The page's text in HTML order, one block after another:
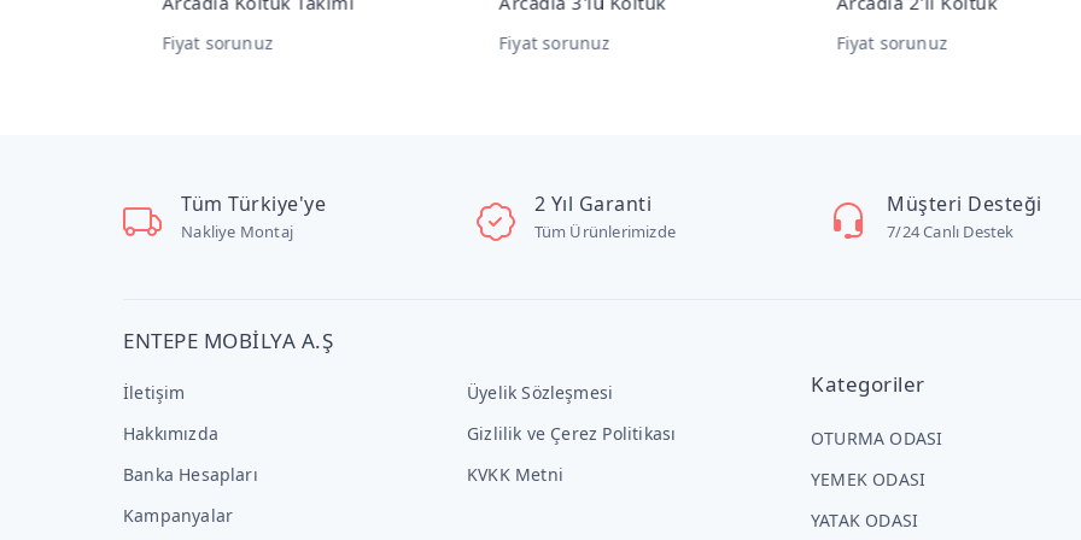
Fiyat sorunuz Fiyat sorunuz Fiyat sorunuz
Tüm Türkiye'ye
Nakliye Montaj
2 Yıl Garanti
Tüm Ürünlerimizde
Müşteri Desteği
7/24 Canlı Destek
ENTEPE MOBİLYA A.Ş
İletişim
Hakkımızda
Banka Hesapları
Kampanyalar
Üyelik Sözleşmesi
Gizlilik ve Çerez Politikası
KVKK Metni
Kategoriler
OTURMA ODASI
YEMEK ODASI
YATAK ODASI